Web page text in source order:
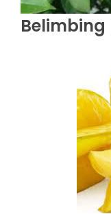
Belimbing